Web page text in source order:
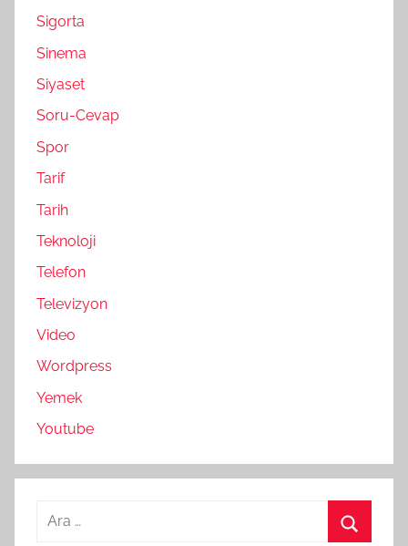
Sigorta
Sinema
Siyaset
Soru-Cevap
Spor
Tarif
Tarih
Teknoloji
Telefon
Televizyon
Video
Wordpress
Yemek
Youtube
Arama: